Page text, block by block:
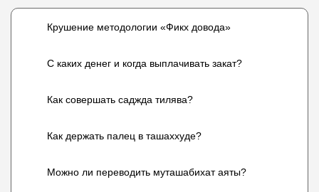
Крушение методологии «Фикх довода»
С каких денег и когда выплачивать закат?
Как совершать саджда тилява?
Как держать палец в ташаххуде?
Можно ли переводить муташабихат аяты?